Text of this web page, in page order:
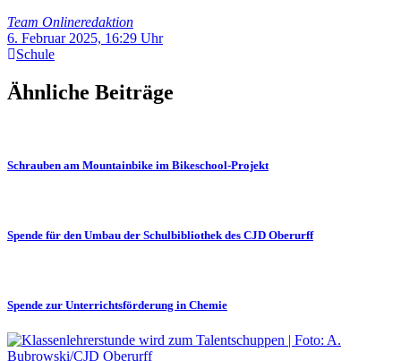
Team Onlineredaktion
6. Februar 2025, 16:29 Uhr
Schule
Ähnliche Beiträge
Schrauben am Mountainbike im Bikeschool-Projekt
Spende für den Umbau der Schulbibliothek des CJD Oberurff
Spende zur Unterrichtsförderung in Chemie